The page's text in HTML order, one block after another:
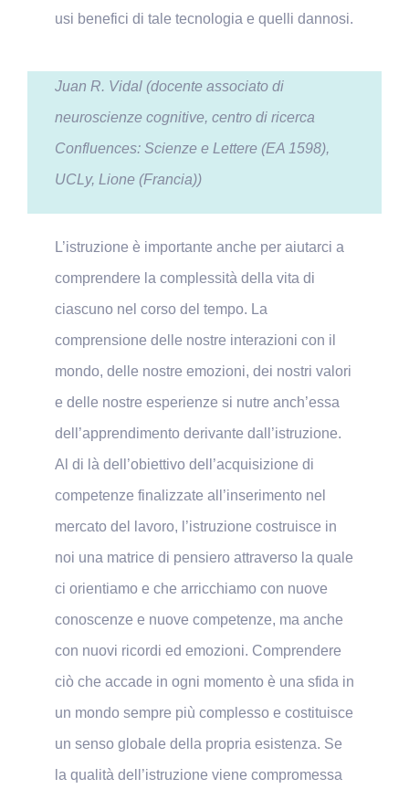
usi benefici di tale tecnologia e quelli dannosi.
Juan R. Vidal (docente associato di
neuroscienze cognitive, centro di ricerca
Confluences: Scienze e Lettere (EA 1598),
UCLy, Lione (Francia))
L’istruzione è importante anche per aiutarci a
comprendere la complessità della vita di
ciascuno nel corso del tempo. La
comprensione delle nostre interazioni con il
mondo, delle nostre emozioni, dei nostri valori
e delle nostre esperienze si nutre anch’essa
dell’apprendimento derivante dall’istruzione.
Al di là dell’obiettivo dell’acquisizione di
competenze finalizzate all’inserimento nel
mercato del lavoro, l’istruzione costruisce in
noi una matrice di pensiero attraverso la quale
ci orientiamo e che arricchiamo con nuove
conoscenze e nuove competenze, ma anche
con nuovi ricordi ed emozioni. Comprendere
ciò che accade in ogni momento è una sfida in
un mondo sempre più complesso e costituisce
un senso globale della propria esistenza. Se
la qualità dell’istruzione viene compromessa